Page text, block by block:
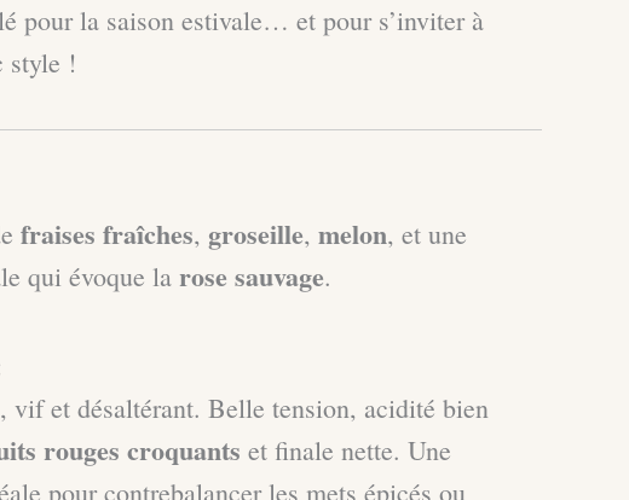
pour la saison estivale… et pour s’inviter à
style !
fraises fraîches, groseille, melon, et une
qui évoque la rose sauvage.
vif et désaltérant. Belle tension, acidité bien
rouges croquants et finale nette. Une
pour contrebalancer les mets épicés ou